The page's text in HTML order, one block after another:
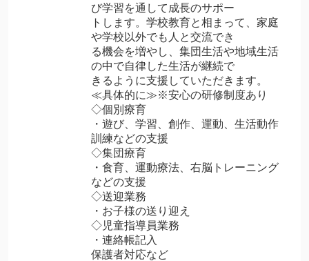
び学習を通して成長のサポー
トします。学校教育と相まって、家庭
や学校以外でも人と交流でき
る機会を増やし、集団生活や地域生活
の中で自律した生活が継続で
きるように支援していただきます。
≪具体的に≫※安心の研修制度あり
◇個別療育
・遊び、学習、創作、運動、生活動作
訓練などの支援
◇集団療育
・食育、運動療法、右脳トレーニング
などの支援
◇送迎業務
・お子様の送り迎え
◇児童指導員業務
・連絡帳記入
保護者対応など